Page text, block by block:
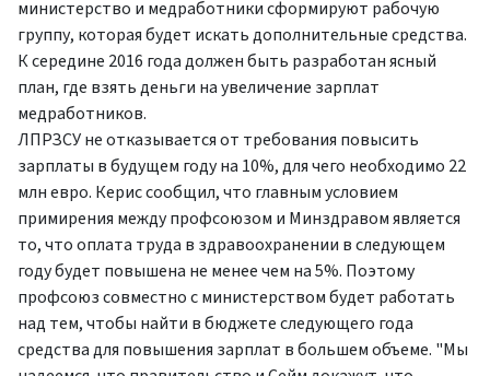
министерство и медработники сформируют рабочую
группу, которая будет искать дополнительные средства.
К середине 2016 года должен быть разработан ясный
план, где взять деньги на увеличение зарплат
медработников.
ЛПРЗСУ не отказывается от требования повысить
зарплаты в будущем году на 10%, для чего необходимо 22
млн евро. Керис сообщил, что главным условием
примирения между профсоюзом и Минздравом является
то, что оплата труда в здравоохранении в следующем
году будет повышена не менее чем на 5%. Поэтому
профсоюз совместно с министерством будет работать
над тем, чтобы найти в бюджете следующего года
средства для повышения зарплат в большем объеме. "Мы